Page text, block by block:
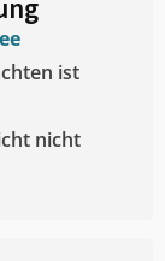
ist
nicht